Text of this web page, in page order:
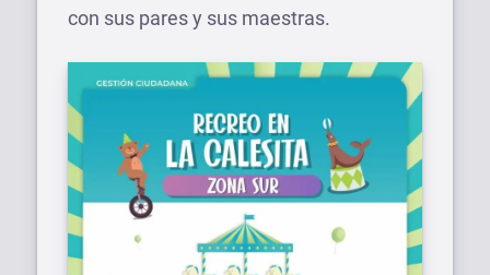
con sus pares y sus maestras.